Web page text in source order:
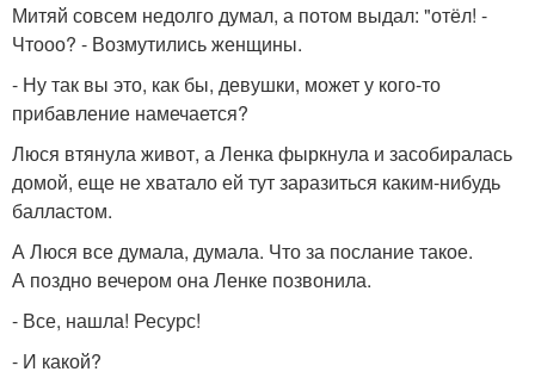
Митяй совсем недолго думал, а потом выдал: "отёл! -
Чтооо? - Возмутились женщины.
- Ну так вы это, как бы, девушки, может у кого-то
прибавление намечается?
Люся втянула живот, а Ленка фыркнула и засобиралась
домой, еще не хватало ей тут заразиться каким-нибудь
балластом.
А Люся все думала, думала. Что за послание такое.
А поздно вечером она Ленке позвонила.
- Все, нашла! Ресурс!
- И какой?